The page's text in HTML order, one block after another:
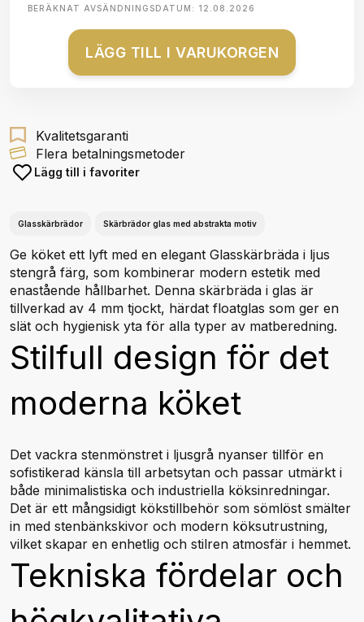
BERÄKNAT AVSÄNDNINGSDATUM: 12.08.2026
LÄGG TILL I VARUKORGEN
Kvalitetsgaranti
Flera betalningsmetoder
Lägg till i favoriter
Glasskärbrädor Skärbrädor glas med abstrakta motiv
Ge köket ett lyft med en elegant Glasskärbräda i ljus
stengrå färg, som kombinerar modern estetik med
enastående hållbarhet. Denna skärbräda i glas är
tillverkad av 4 mm tjockt, härdat floatglas som ger en
slät och hygienisk yta för alla typer av matberedning.
Stilfull design för det
moderna köket
Det vackra stenmönstret i ljusgrå nyanser tillför en
sofistikerad känsla till arbetsytan och passar utmärkt i
både minimalistiska och industriella köksinredningar.
Det är ett mångsidigt kökstillbehör som sömlöst smälter
in med stenbänkskivor och modern köksutrustning,
vilket skapar en enhetlig och stilren atmosfär i hemmet.
Tekniska fördelar och